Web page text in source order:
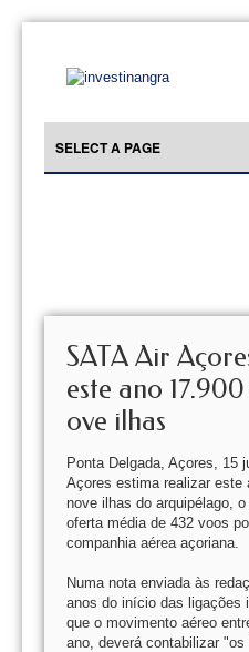
SATA Air
este ano
ove ilhas
Ponta Delgada, Açores, 15
Açores estima realizar este
nove ilhas do arquipélago,
oferta média de 432 voos
companhia aérea açoriana.
Numa nota enviada às
anos do início das ligações
que o movimento aéreo
ano, deverá contabilizar